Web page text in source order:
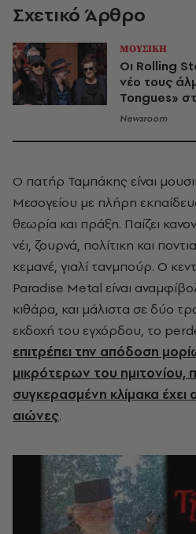
Σχετικό Άρθρο
ΜΟΥΣΙΚΗ
Οι Rolling
νέο τους
Tongues»
Newsroom
Ο πατήρ Ταμπάκης είναι
Μεσογείου με πλήρη
θεωρία και πράξη. Παίζει
νέι, ζουρνά, πολίτικη και
κεμανέ, γιαλί τανμπούρ. Ο
Paradise Metal είναι
κιθάρα, και μάλιστα σε δύο
εκδοχή του εγχόρδου, το
επιτρέπει την απόδοση
μικρότερων του ημιτονίου,
συγκερασμένη κλίμακα έχει
αιώνες.